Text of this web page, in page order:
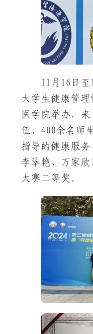
11月16日
大学生健康管
医学院举办，来
伍、400余名师
指导的健康服务
李翠艳、万家
大赛二等奖。